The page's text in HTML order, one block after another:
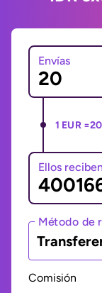
Envías
1 EUR =
Ellos reciben
Método de
Comisión